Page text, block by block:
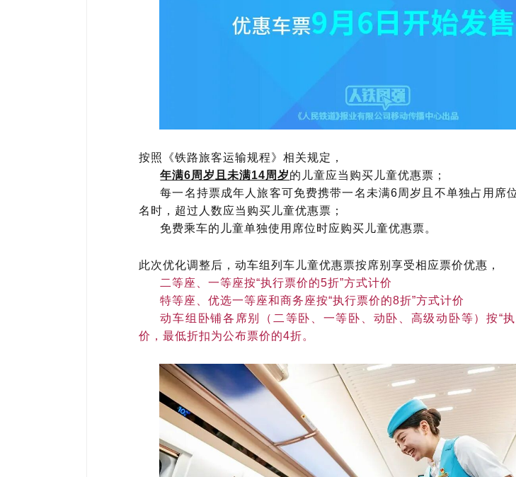
按照《铁路旅客运输规程》相关规定，
年满6周岁且未满14周岁的儿童应当购买儿童优惠票；
每一名持票成年人旅客可免费携带一名未满6周岁且不单独占用席
名时，超过人数应当购买儿童优惠票；
免费乘车的儿童单独使用席位时应购买儿童优惠票。
此次优化调整后，动车组列车儿童优惠票按席别享受相应票价优惠，
二等座、一等座按“执行票价的5折”方式计价
特等座、优选一等座和商务座按“执行票价的8折”方式计价
动车组卧铺各席别（二等卧、一等卧、动卧、高级动卧等）按“
价，最低折扣为公布票价的4折。